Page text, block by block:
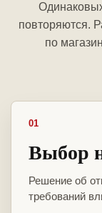
повторяются.
по
01
Выбор
Решение об
требований